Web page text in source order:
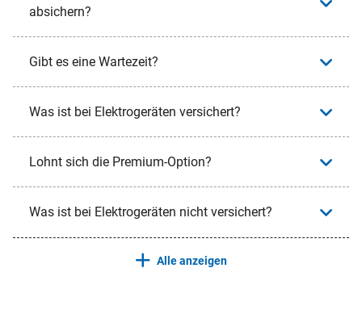
absichern?
Gibt es eine Wartezeit?
Was ist bei Elektrogeräten versichert?
Lohnt sich die Premium-Option?
Was ist bei Elektrogeräten nicht versichert?
Alle anzeigen